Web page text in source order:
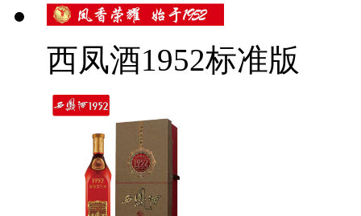
西凤酒1952标准版